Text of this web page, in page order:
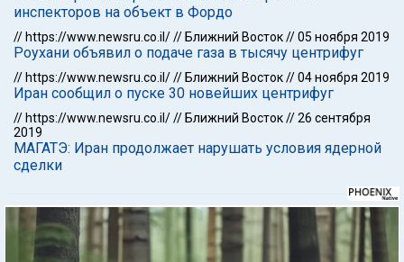
инспекторов на объект в Фордо
// https://www.newsru.co.il/// Ближний Восток//05 ноября 2019
Роухани объявил о подаче газа в тысячу центрифуг
// https://www.newsru.co.il/// Ближний Восток//04 ноября 2019
Иран сообщил о пуске 30 новейших центрифуг
// https://www.newsru.co.il/// Ближний Восток//26 сентября
2019
МАГАТЭ: Иран продолжает нарушать условия ядерной
сделки